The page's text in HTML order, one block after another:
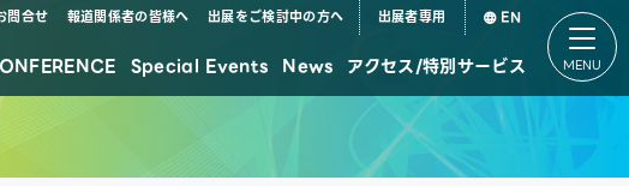
Special Events News アクセス/特別サービス
問合せ 報道関係者の皆様へ 出展をご検討中の方へ 出展者専用 EN